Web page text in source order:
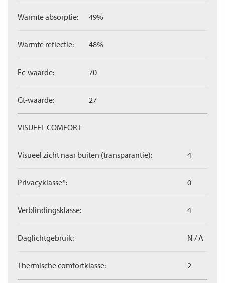
Warmte absorptie: 49%
Warmte reflectie: 48%
Fc-waarde: 70
Gt-waarde: 27
VISUEEL COMFORT
Visueel zicht naar buiten (transparantie): 4
Privacyklasse*: 0
Verblindingsklasse: 4
Daglichtgebruik: N / A
Thermische comfortklasse: 2